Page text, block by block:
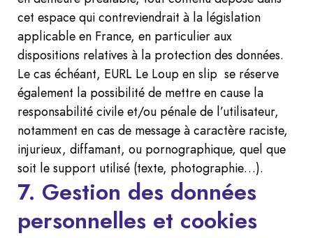
cet espace qui contreviendrait à la législation
applicable en France, en particulier aux
dispositions relatives à la protection des données.
Le cas échéant, EURL Le Loup en slip se réserve
également la possibilité de mettre en cause la
responsabilité civile et/ou pénale de l’utilisateur,
notamment en cas de message à caractère raciste,
injurieux, diffamant, ou pornographique, quel que
soit le support utilisé (texte, photographie…).
7. Gestion des données
personnelles et cookies